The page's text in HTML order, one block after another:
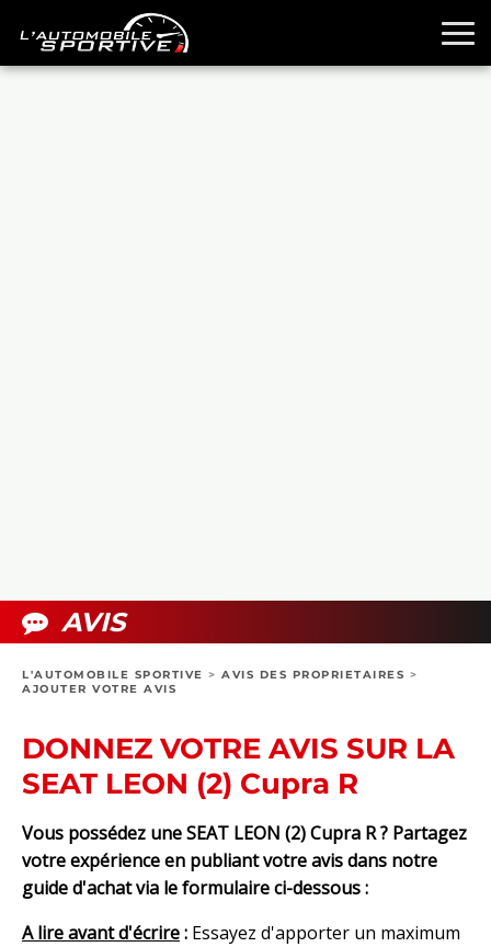
BOUTIQUE
AVIS
L'AUTOMOBILE SPORTIVE > AVIS DES PROPRIETAIRES >
AJOUTER VOTRE AVIS
DONNEZ VOTRE AVIS SUR LA
SEAT LEON (2) Cupra R
Vous possédez une SEAT LEON (2) Cupra R ? Partagez
votre expérience en publiant votre avis dans notre
guide d'achat via le formulaire ci-dessous :
A lire avant d'écrire: Essayez d'apporter un maximum